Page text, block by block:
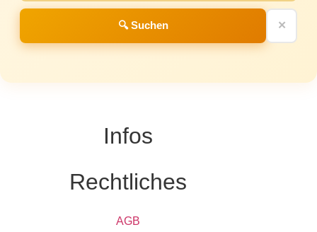
🔍 Suchen ✕
Infos
Rechtliches
AGB